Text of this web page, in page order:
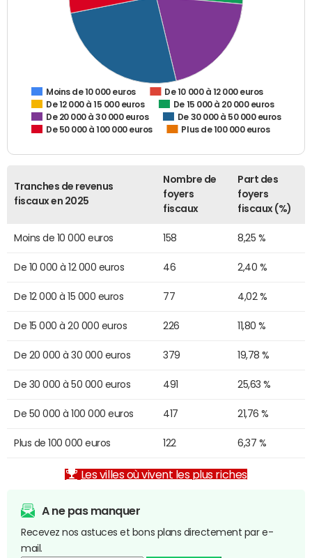
Moins de 10 000 euros
De 10 000 à 12 000 euros
De 12 000 à 15 000 euros
De 15 000 à 20 000 euros
De 20 000 à 30 000 euros
De 30 000 à 50 000 euros
De 50 000 à 100 000 euros
Plus de 100 000 euros
Tranches de revenus
fiscaux en 2025
Nombre de
foyers
fiscaux
Part des
foyers
fiscaux (%)
Moins de 10 000 euros 158 8,25 %
De 10 000 à 12 000 euros 46 2,40 %
De 12 000 à 15 000 euros 77 4,02 %
De 15 000 à 20 000 euros 226 11,80 %
De 20 000 à 30 000 euros 379 19,78 %
De 30 000 à 50 000 euros 491 25,63 %
De 50 000 à 100 000 euros 417 21,76 %
Plus de 100 000 euros 122 6,37 %
Les villes où vivent les plus riches
A ne pas manquer
Recevez nos astuces et bons plans directement par e-
mail.